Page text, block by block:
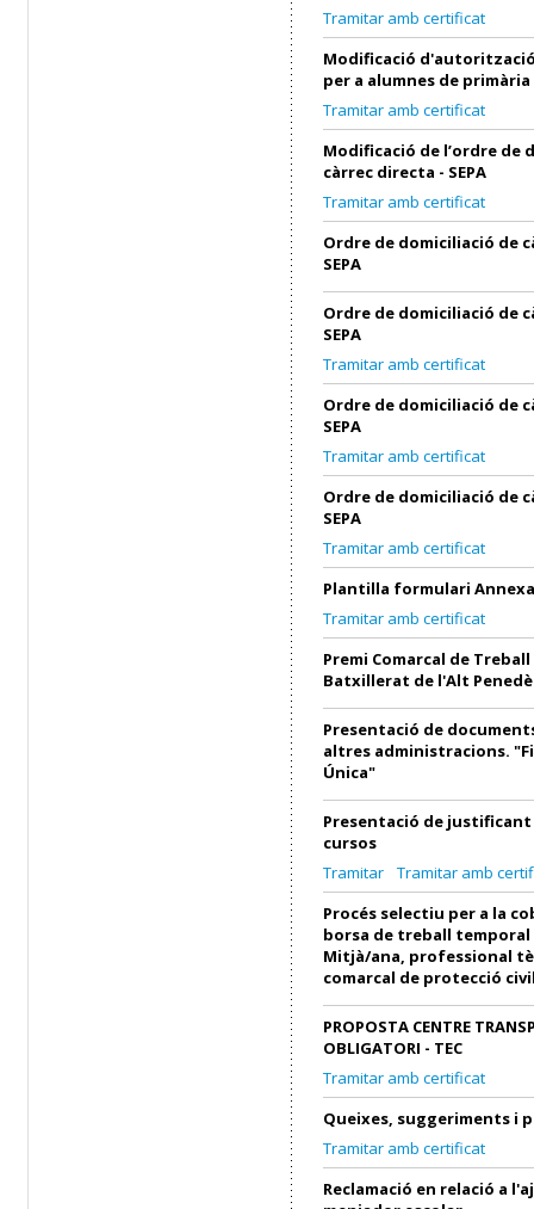
Tramitar amb certificat
Modificació
per a alumnes de primària
Tramitar amb certificat
Modificació de l’ordre de
càrrec directa - SEPA
Tramitar amb certificat
Ordre de domiciliació de
SEPA
Ordre de domiciliació de
SEPA
Tramitar amb certificat
Ordre de domiciliació de
SEPA
Tramitar amb certificat
Ordre de domiciliació de
SEPA
Tramitar amb certificat
Plantilla formulari Annexa
Tramitar amb certificat
Premi Comarcal de Treball
Batxillerat de l'Alt
Presentació de
altres administracions.
Única"
Presentació de
cursos
Tramitar
Tramitar amb
Procés selectiu per a la
borsa de treball temporal
Mitjà/ana, professional
comarcal de protecció
PROPOSTA CENTRE
OBLIGATORI - TEC
Tramitar amb certificat
Queixes, suggeriments i
Tramitar amb certificat
Reclamació en relació a